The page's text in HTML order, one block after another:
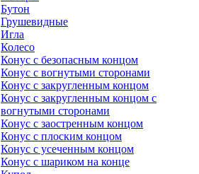
Бутон
Грушевидные
Игла
Колесо
Конус с безопасным концом
Конус с вогнутыми сторонами
Конус с закругленным концом
Конус с закругленным концом с
вогнутыми сторонами
Конус с заостренным концом
Конус с плоским концом
Конус с усеченным концом
Конус с шариком на конце